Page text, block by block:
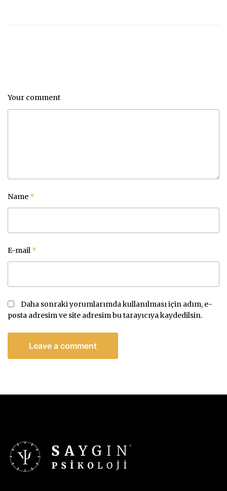
Your comment
Name *
E-mail *
Daha sonraki yorumlarımda kullanılması için adım, e-
posta adresim ve site adresim bu tarayıcıya kaydedilsin.